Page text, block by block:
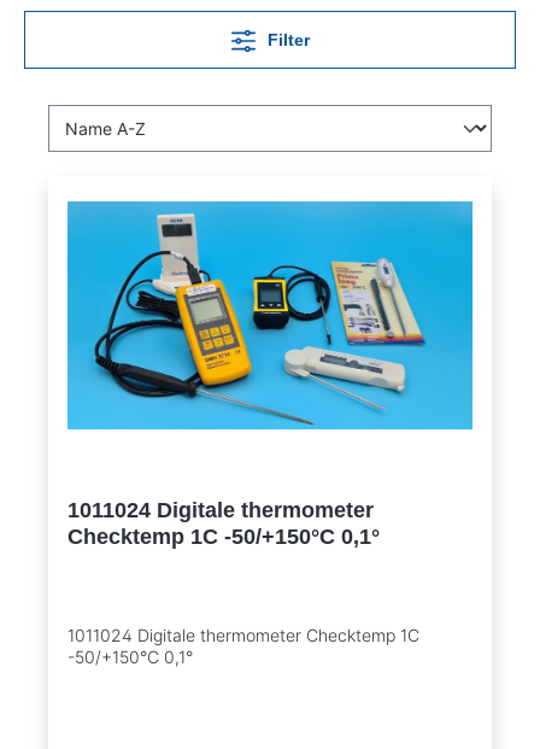
Filter
1011024 Digitale thermometer
Checktemp 1C -50/+150°C 0,1°
1011024 Digitale thermometer Checktemp 1C
-50/+150°C 0,1°